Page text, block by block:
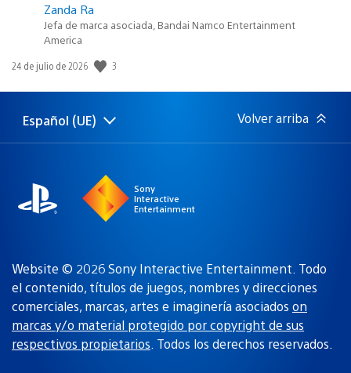
Zanda Ra
Jefa de marca asociada, Bandai Namco Entertainment
America
Fecha
publicación:
24 de julio de 2026 3
Selecciona
una
Región
actual:
Español (UE) Volver arriba
Sony
Interactive
Entertainment
Website © 2026 Sony Interactive Entertainment. Todo
el contenido, títulos de juegos, nombres y direcciones
comerciales, marcas, artes e imaginería asociados on
marcas y/o material protegido por copyright de sus
respectivos propietarios. Todos los derechos reservados.